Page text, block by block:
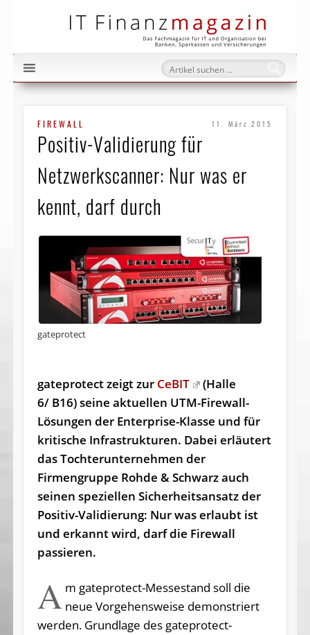
FIREWALL 11. März 2015
Positiv-Validierung für
Netzwerkscanner: Nur was er
kennt, darf durch
gateprotect
gateprotect zeigt zur CeBIT
(Halle
6/ B16) seine aktuellen UTM-Firewall-
Lösungen der Enterprise-Klasse und für
kritische Infrastrukturen. Dabei erläutert
das Tochterunternehmen der
Firmengruppe Rohde & Schwarz auch
seinen speziellen Sicherheitsansatz der
Positiv-Validierung: Nur was erlaubt ist
und erkannt wird, darf die Firewall
passieren.
A m gateprotect-Messestand soll die
neue Vorgehensweise demonstriert
werden. Grundlage des gateprotect-